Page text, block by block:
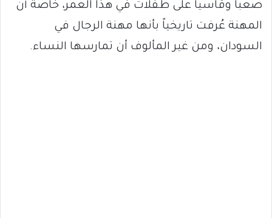
صعباً وقاسياً على طفلات في هذا العمر، خاصة أن
المهنة عُرفت تاريخياً بأنها مهنة الرجال في
السودان، ومن غير المألوف أن تمارسها النساء.